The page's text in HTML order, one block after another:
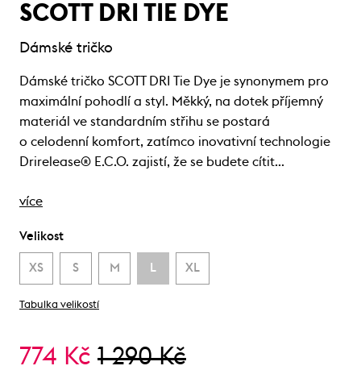
SCOTT DRI TIE DYE
Dámské tričko
Dámské tričko SCOTT DRI Tie Dye je synonymem pro
maximální pohodlí a styl. Měkký, na dotek příjemný
materiál ve standardním střihu se postará
o celodenní komfort, zatímco inovativní technologie
Drirelease® E.C.O. zajistí, že se budete cítit…
více
Velikost
XS S M L XL
Tabulka velikostí
774 Kč 1 290 Kč